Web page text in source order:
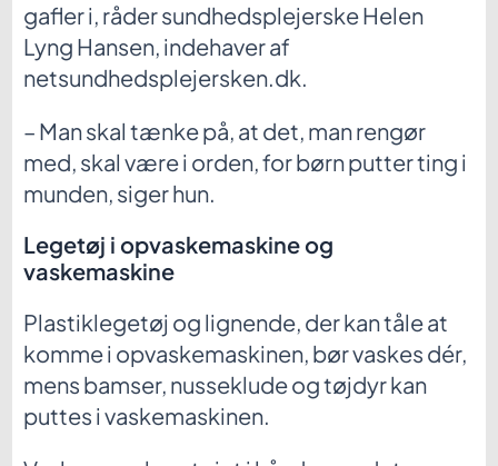
gafler i, råder sundhedsplejerske Helen
Lyng Hansen, indehaver af
netsundhedsplejersken.dk.
– Man skal tænke på, at det, man rengør
med, skal være i orden, for børn putter ting i
munden, siger hun.
Legetøj i opvaskemaskine og
vaskemaskine
Plastiklegetøj og lignende, der kan tåle at
komme i opvaskemaskinen, bør vaskes dér,
mens bamser, nusseklude og tøjdyr kan
puttes i vaskemaskinen.